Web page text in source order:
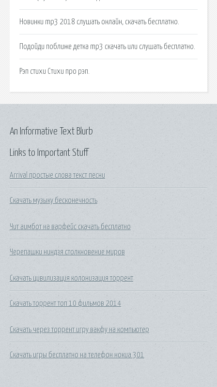
Новинки mp3 2018 слушать онлайн, скачать бесплатно.
Подойди поближе детка mp3 скачать или слушать бесплатно.
Рэп стихи Стихи про рэп.
Links to Important Stuff
Arrival простые слова текст песни
Скачать музыку бесконечность
Чит аимбот на варфейс скачать бесплатно
Черепашки ниндзя столкновение миров
Скачать цивилизация колонизация торрент
Скачать торрент топ 10 фильмов 2014
Скачать через торрент игру вакфу на компьютер
Скачать игры бесплатно на телефон нокиа 301
An Informative Text Blurb